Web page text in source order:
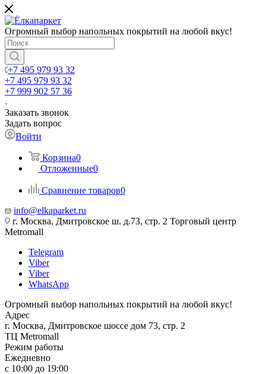
Огромный выбор напольных покрытий на любой вкус!
+7 495 979 93 32
+7 495 979 93 32
+7 999 902 57 36
Заказать звонок
Задать вопрос
Войти
Корзина0
Отложенные0
Сравнение товаров0
info@elkaparket.ru
г. Москва, Дмитровское ш. д.73, стр. 2 Торговый центр
Metromall
Telegram
Viber
Viber
WhatsApp
Огромный выбор напольных покрытий на любой вкус!
Адрес
г. Москва, Дмитровское шоссе дом 73, стр. 2
ТЦ Metromall
Режим работы
Ежедневно
с 10:00 до 19:00